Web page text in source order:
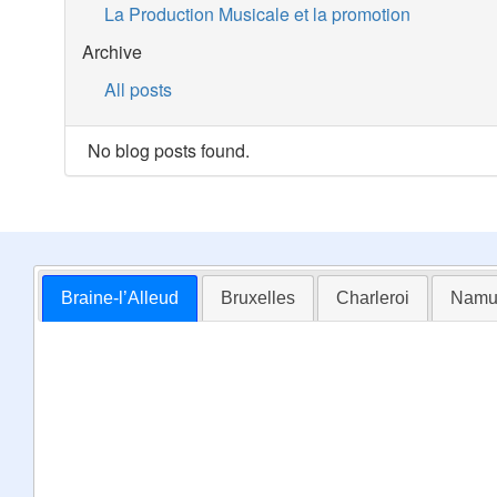
La Production Musicale et la promotion
Archive
All posts
No blog posts found.
Braine-l’Alleud Bruxelles Charleroi